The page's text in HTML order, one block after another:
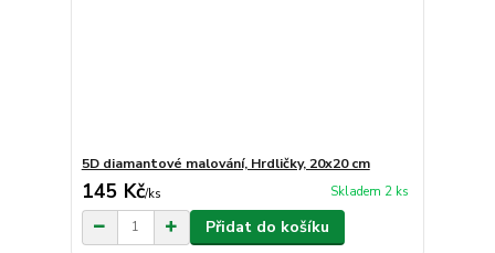
5D diamantové malování, Hrdličky, 20x20 cm
145 Kč/ks Skladem 2 ks
Přidat do košíku